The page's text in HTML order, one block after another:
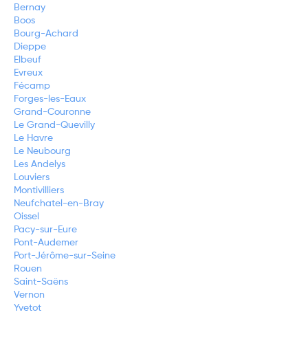
Bernay
Boos
Bourg-Achard
Dieppe
Elbeuf
Evreux
Fécamp
Forges-les-Eaux
Grand-Couronne
Le Grand-Quevilly
Le Havre
Le Neubourg
Les Andelys
Louviers
Montivilliers
Neufchatel-en-Bray
Oissel
Pacy-sur-Eure
Pont-Audemer
Port-Jérôme-sur-Seine
Rouen
Saint-Saëns
Vernon
Yvetot